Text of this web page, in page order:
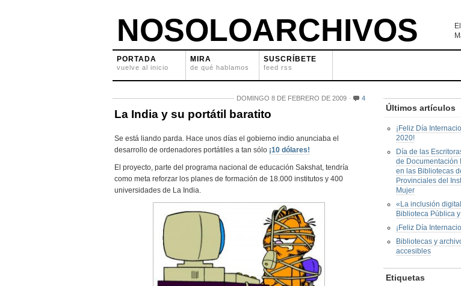
NOSOLOARCHIVOS
PORTADA
vuelve al inicio
MIRA
de qué hablamos
SUSCRÍBETE
feed rss
DOMINGO 8 DE FEBRERO DE 2009 4
La India y su portátil baratito
Se está liando parda. Hace unos días el gobierno indio anunciaba el
desarrollo de ordenadores portátiles a tan sólo ¡10 dólares!
El proyecto, parte del programa nacional de educación Sakshat, tendría
como meta reforzar los planes de formación de 18.000 institutos y 400
universidades de La India.
Últimos artículos
¡Feliz Día
2020!
Día de las
de Documentación
en las Bibliotecas
Provinciales del
Mujer
«La inclusión
Biblioteca Pública
¡Feliz Día
Bibliotecas y
accesibles
Etiquetas